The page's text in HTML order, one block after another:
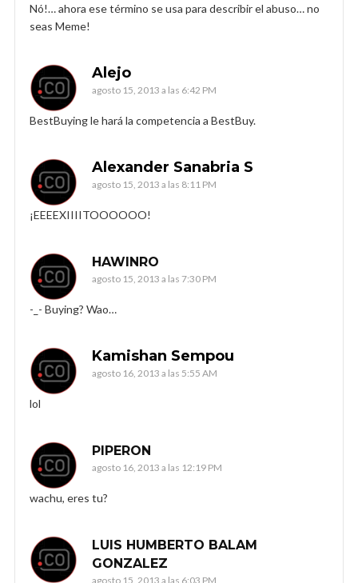
Nó!… ahora ese término se usa para describir el abuso… no
seas Meme!
Alejo
agosto 15, 2013 a las 6:42 PM
BestBuying le hará la competencia a BestBuy.
Alexander Sanabria S
agosto 15, 2013 a las 8:11 PM
¡EEEEXIIIITOOOOOO!
HAWINRO
agosto 15, 2013 a las 7:30 PM
-_- Buying? Wao…
Kamishan Sempou
agosto 16, 2013 a las 5:55 AM
lol
PIPERON
agosto 16, 2013 a las 12:19 PM
wachu, eres tu?
LUIS HUMBERTO BALAM
GONZALEZ
agosto 15, 2013 a las 6:03 PM